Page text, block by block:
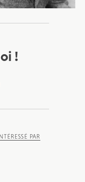
!
PAR